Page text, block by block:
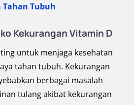
Tubuh
Kekurangan Vitamin D
untuk menjaga kesehatan
tahan tubuh. Kekurangan
berbagai masalah
tulang akibat kekurangan